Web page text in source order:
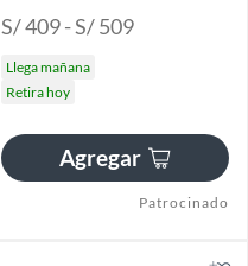
S/ 409 - S/ 509
Llega mañana
Retira hoy
Agregar
Patrocinado